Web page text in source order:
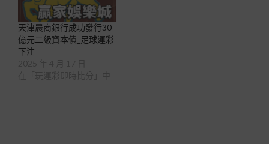
天津農商銀行成功發行30
億元二級資本債_足球運彩
下注